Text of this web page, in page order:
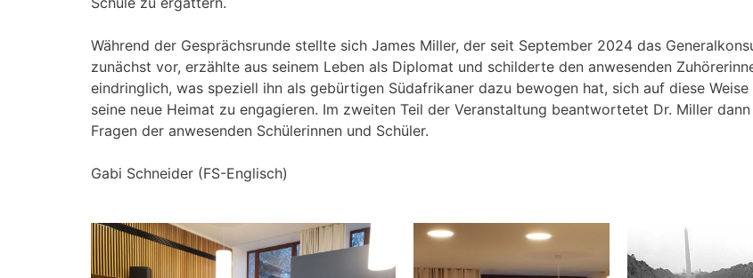
Während der Gesprächsrunde stellte sich James Miller, der seit September 2024 das
zunächst vor, erzählte aus seinem Leben als Diplomat und schilderte den anwesenden
eindringlich, was speziell ihn als gebürtigen Südafrikaner dazu bewogen hat, sich auf diese
seine neue Heimat zu engagieren. Im zweiten Teil der Veranstaltung beantwortetet Dr. Miller
Fragen der anwesenden Schülerinnen und Schüler.
Gabi Schneider (FS-Englisch)